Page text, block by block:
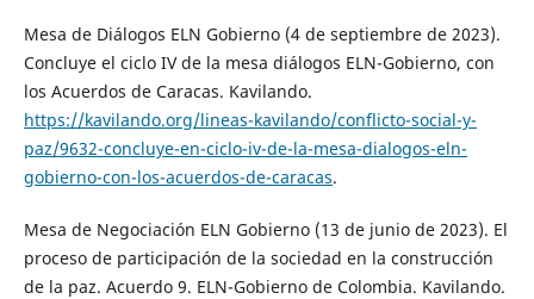
Mesa de Diálogos ELN Gobierno (4 de septiembre de 2023).
Concluye el ciclo IV de la mesa diálogos ELN-Gobierno, con
los Acuerdos de Caracas. Kavilando.
https://kavilando.org/lineas-kavilando/conflicto-social-y-
paz/9632-concluye-en-ciclo-iv-de-la-mesa-dialogos-eln-
gobierno-con-los-acuerdos-de-caracas.
Mesa de Negociación ELN Gobierno (13 de junio de 2023). El
proceso de participación de la sociedad en la construcción
de la paz. Acuerdo 9. ELN-Gobierno de Colombia. Kavilando.